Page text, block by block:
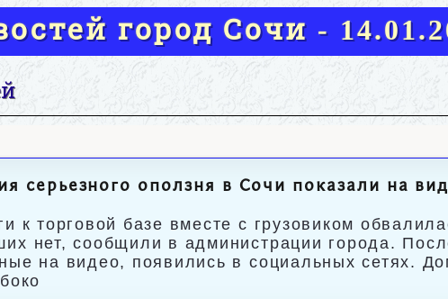
город Сочи -
серьезного оползня в Сочи показали на
к торговой базе вместе с грузовиком
нет, сообщили в администрации города.
на видео, появились в социальных сетях.